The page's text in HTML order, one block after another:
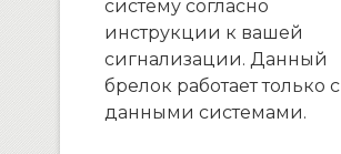
систему согласно
инструкции к вашей
сигнализации. Данный
брелок работает только с
данными системами.